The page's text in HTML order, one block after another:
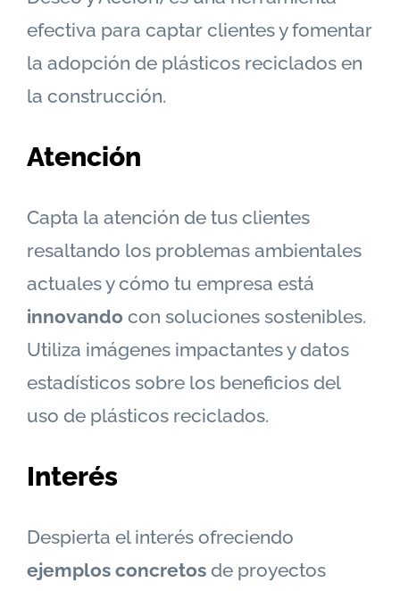
efectiva para captar clientes y fomentar
la adopción de plásticos reciclados en
la construcción.
Atención
Capta la atención de tus clientes
resaltando los problemas ambientales
actuales y cómo tu empresa está
innovando con soluciones sostenibles.
Utiliza imágenes impactantes y datos
estadísticos sobre los beneficios del
uso de plásticos reciclados.
Interés
Despierta el interés ofreciendo
ejemplos concretos de proyectos